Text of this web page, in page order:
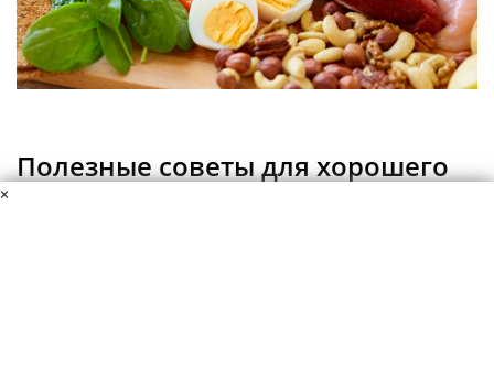
Полезные советы для хорошего
×